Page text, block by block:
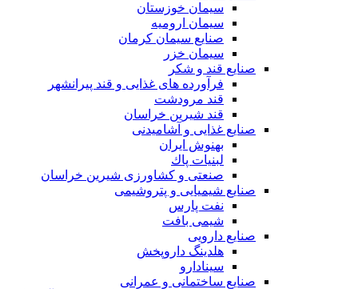
سیمان خوزستان
سیمان ارومیه
صنایع سیمان کرمان
سیمان خزر
صنایع قند و شکر
فرآورده های غذایی و قند پیرانشهر
قند مرودشت
قند شیرین خراسان
صنایع غذايی و آشاميدنی
بهنوش ایران
لبنيات پاك
صنعتی و کشاورزی شیرین خراسان
صنایع شیمیایی و پتروشیمی
نفت پارس
شیمی بافت
صنایع دارویی
هلدینگ داروپخش
سینادارو
صنایع ساختمانی و عمرانی